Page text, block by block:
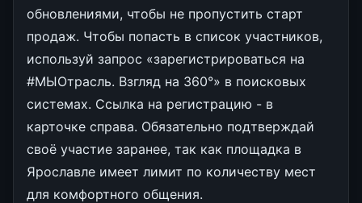
обновлениями, чтобы не пропустить старт
продаж. Чтобы попасть в список участников,
используй запрос «зарегистрироваться на
#МЫОтрасль. Взгляд на 360°» в поисковых
системах. Ссылка на регистрацию - в
карточке справа. Обязательно подтверждай
своё участие заранее, так как площадка в
Ярославле имеет лимит по количеству мест
для комфортного общения.